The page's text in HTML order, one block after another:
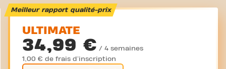
Meilleur rapport qualité-prix
ULTIMATE
34,99 € / 4 semaines
1,00 € de frais d'inscription